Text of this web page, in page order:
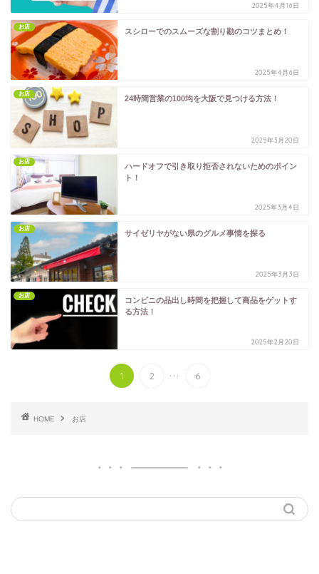
2025年4月16日
お店
スシローでのスムーズな割り勘のコツまとめ！
2025年4月6日
お店
24時間営業の100均を大阪で見つける方法！
2025年3月20日
お店
ハードオフで引き取り拒否されないためのポイン
ト！
2025年3月4日
お店
サイゼリヤがない県のグルメ事情を探る
2025年3月3日
お店
コンビニの品出し時間を把握して商品をゲットす
る方法！
2025年2月20日
1 2 ... 6
HOME お店